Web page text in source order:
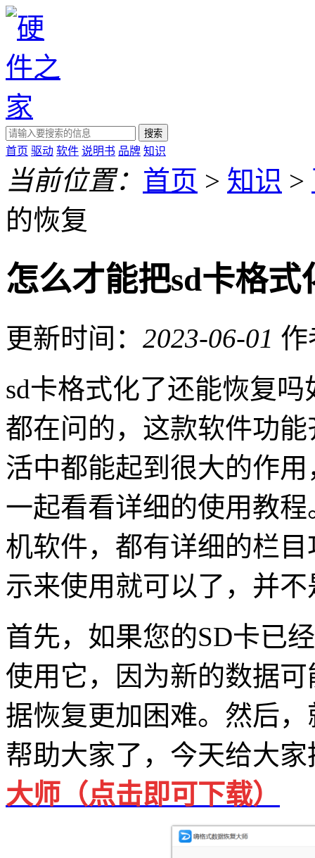
搜索
首页 驱动 软件 说明书 品牌 知识
当前位置： 首页 > 知识 >
的恢复
怎么才能把sd卡格式
更新时间： 2023-06-01 作
sd卡格式化了还能恢复
都在问的，这款软件功
活中都能起到很大的作
一起看看详细的使用教
机软件，都有详细的栏
示来使用就可以了，并
首先，如果您的SD卡已
使用它，因为新的数据
据恢复更加困难。然后
帮助大家了，今天给大
大师（点击即可下载）